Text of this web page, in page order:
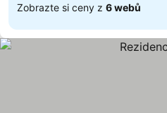
Zobrazte si ceny z 6 webů